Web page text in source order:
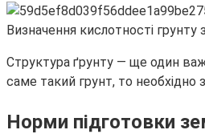
Визначення кислотності
Структура ґрунту — ще один
саме такий грунт, то
Норми підготовки